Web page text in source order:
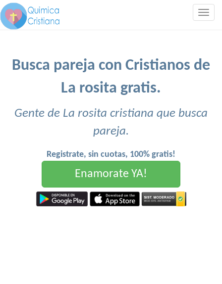
Busca pareja con Cristianos de
La rosita gratis.
Gente de La rosita cristiana que busca
pareja.
Registrate, sin cuotas, 100% gratis!
Enamorate YA!